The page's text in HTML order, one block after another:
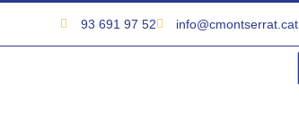
93 691 97 52 info@cmontserrat.cat